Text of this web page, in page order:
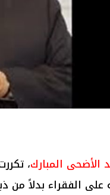
الأضحى المبارك،
على الفقراء بدلاً